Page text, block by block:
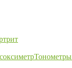
Тонометры